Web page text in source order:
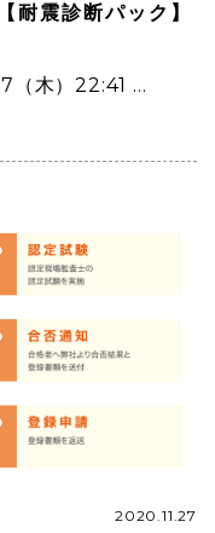
耐震診断パック】
（木）22:41 …
2020.11.27